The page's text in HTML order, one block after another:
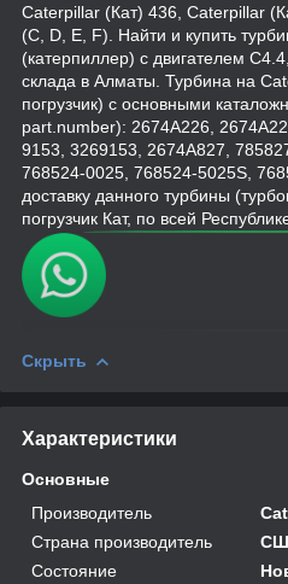
Caterpillar (Кат) 436, Caterpillar
(C, D, E, F). Найти и купить
(катерпиллер) с двигателем
склада в Алматы. Турбина на
погрузчик) с основными
part.number): 2674A226,
9153, 3269153, 2674A827,
768524-0025, 768524-5025S,
доставку данного турбины
погрузчик Кат, по всей
Скрыть
Характеристики
Основные
Производитель
Страна производитель
Состояние